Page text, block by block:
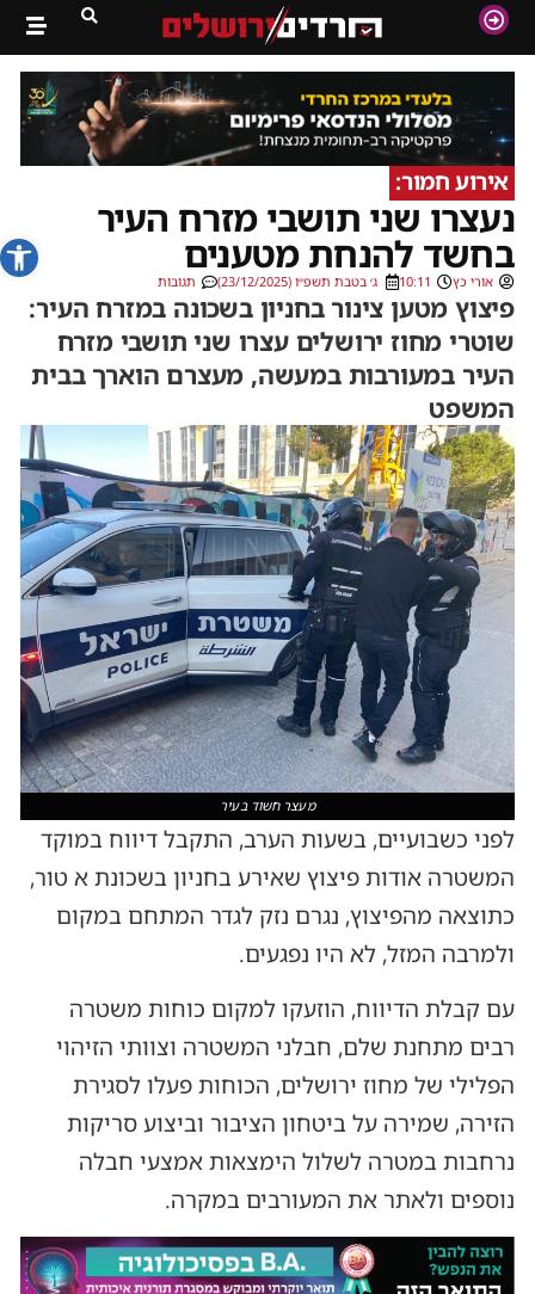
פתח
אירוע חמור:
נעצרו שני תושבי מזרח העיר
בחשד להנחת מטענים
אורי כץ 10:11 ג׳ בטבת תשפ״ו (23/12/2025) תגובות
פיצוץ מטען צינור בחניון בשכונה במזרח העיר:
שוטרי מחוז ירושלים עצרו שני תושבי מזרח
העיר במעורבות במעשה, מעצרם הוארך בבית
המשפט
מעצר חשוד בעיר
לפני כשבועיים, בשעות הערב, התקבל דיווח במוקד
המשטרה אודות פיצוץ שאירע בחניון בשכונת א טור,
כתוצאה מהפיצוץ, נגרם נזק לגדר המתחם במקום
ולמרבה המזל, לא היו נפגעים.
עם קבלת הדיווח, הוזעקו למקום כוחות משטרה
רבים מתחנת שלם, חבלני המשטרה וצוותי הזיהוי
הפלילי של מחוז ירושלים, הכוחות פעלו לסגירת
הזירה, שמירה על ביטחון הציבור וביצוע סריקות
נרחבות במטרה לשלול הימצאות אמצעי חבלה
נוספים ולאתר את המעורבים במקרה.